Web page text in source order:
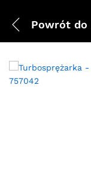
Powrót do